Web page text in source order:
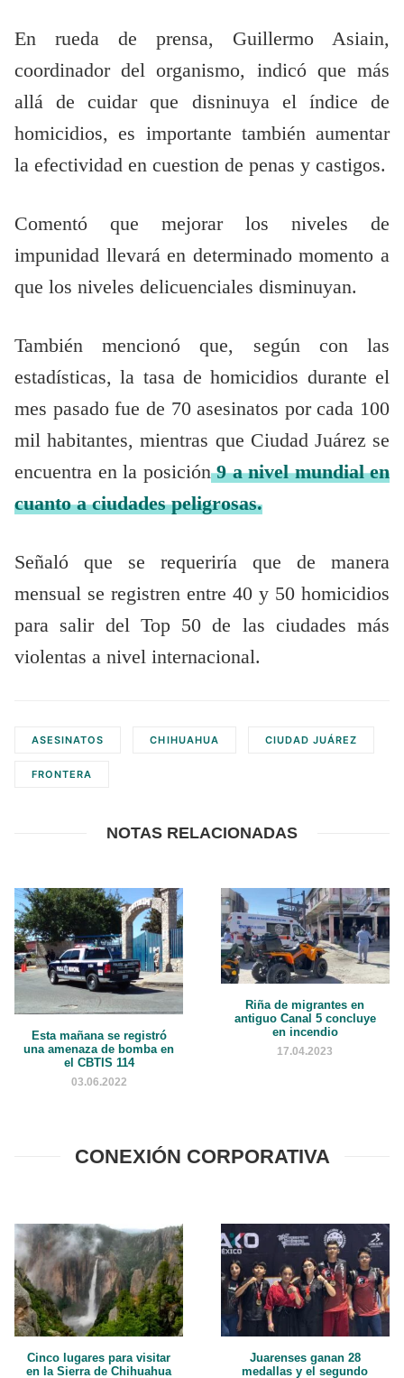
En rueda de prensa, Guillermo Asiain,
coordinador del organismo, indicó que más
allá de cuidar que disninuya el índice de
homicidios, es importante también aumentar
la efectividad en cuestion de penas y castigos.
Comentó que mejorar los niveles de
impunidad llevará en determinado momento a
que los niveles delicuenciales disminuyan.
También mencionó que, según con las
estadísticas, la tasa de homicidios durante el
mes pasado fue de 70 asesinatos por cada 100
mil habitantes, mientras que Ciudad Juárez se
encuentra en la posición9 a nivel mundial en
cuanto a ciudades peligrosas.
Señaló que se requeriría que de manera
mensual se registren entre 40 y 50 homicidios
para salir del Top 50 de las ciudades más
violentas a nivel internacional.
ASESINATOS CHIHUAHUA CIUDAD JUÁREZ
FRONTERA
NOTAS RELACIONADAS
Esta mañana se registró
una amenaza de bomba en
el CBTIS 114
03.06.2022
Riña de migrantes en
antiguo Canal 5 concluye
en incendio
17.04.2023
CONEXIÓN CORPORATIVA
Cinco lugares para visitar
en la Sierra de Chihuahua
Juarenses ganan 28
medallas y el segundo